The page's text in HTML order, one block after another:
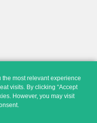
most relevant experience
visits. By clicking “Accept
However, you may visit